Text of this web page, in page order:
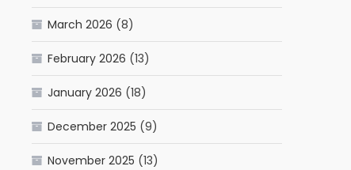
March 2026 (8)
February 2026 (13)
January 2026 (18)
December 2025 (9)
November 2025 (13)